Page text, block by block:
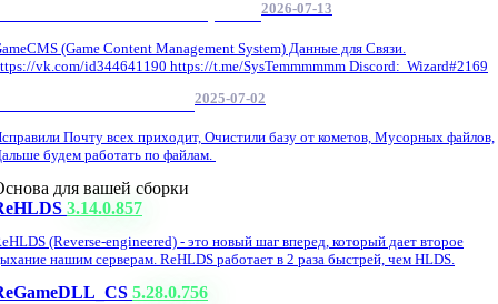
2026-07-13
(Game Content Management System) Данные для Связи.
vk.com/id344641190 https://t.me/SysTemmmmmm Discord: Wizard#2169
2025-07-02
Почту всех приходит, Очистили базу от кометов, Мусорных файлов,
будем работать по файлам.
для вашей сборки
3.14.0.857
(Reverse-engineered) - это новый шаг вперед, который дает второе
нашим серверам. ReHLDS работает в 2 раза быстрей, чем HLDS.
5.28.0.756